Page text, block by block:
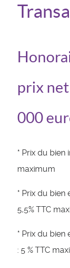
prix
000
* Prix du bien
maximum
* Prix du bien
5,5% TTC
* Prix du bien
: 5 % TTC